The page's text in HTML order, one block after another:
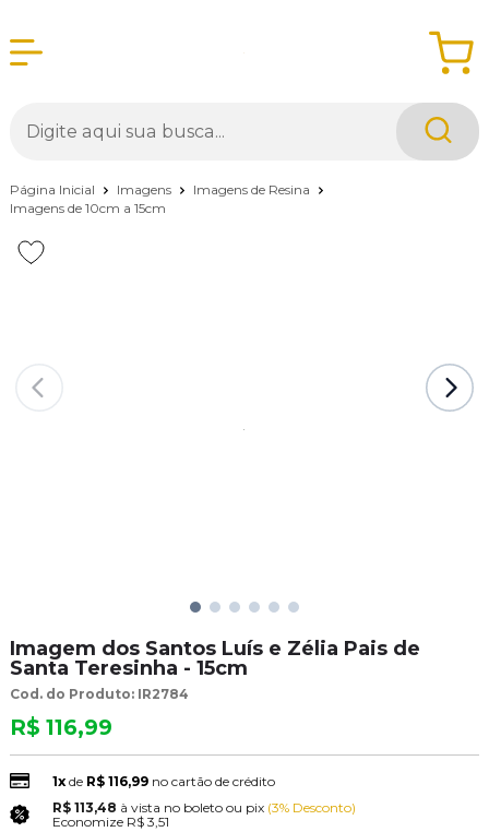
Página Inicial Imagens
Imagens de Resina
Imagens de 10cm a 15cm
Imagem dos Santos Luís e Zélia Pais de
Santa Teresinha - 15cm
Cod. do Produto: IR2784
R$ 116,99
1xde R$ 116,99 no cartão de crédito
R$ 113,48 à vista no boleto ou pix (3% Desconto)
Economize R$ 3,51